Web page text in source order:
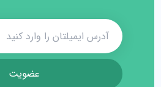
عضویت